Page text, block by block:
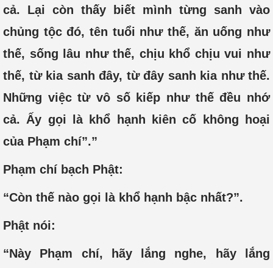
cả. Lại còn thấy biết mình từng sanh vào
chủng tộc đó, tên tuổi như thế, ăn uống như
thế, sống lâu như thế, chịu khổ chịu vui như
thế, từ kia sanh đây, từ đây sanh kia như thế.
Những việc từ vô số kiếp như thế đều nhớ
cả. Ấy gọi là khổ hạnh kiên cố không hoại
của Phạm chí”.”
Phạm chí bạch Phật:
“Còn thế nào gọi là khổ hạnh bậc nhất?”.
Phật nói:
“Này Phạm chí, hãy lắng nghe, hãy lắng